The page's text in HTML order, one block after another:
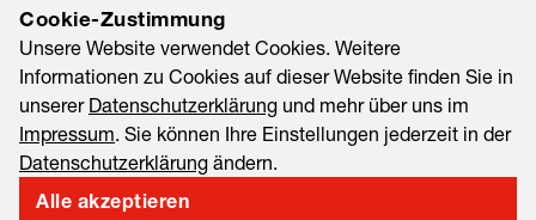
©2026 EAO AG
Impressum
Datenschutzerklärung
Cookie-Zustimmung
Unsere Website verwendet Cookies. Weitere
Informationen zu Cookies auf dieser Website finden Sie in
unserer Datenschutzerklärung und mehr über uns im
Impressum. Sie können Ihre Einstellungen jederzeit in der
Datenschutzerklärung ändern.
Alle akzeptieren